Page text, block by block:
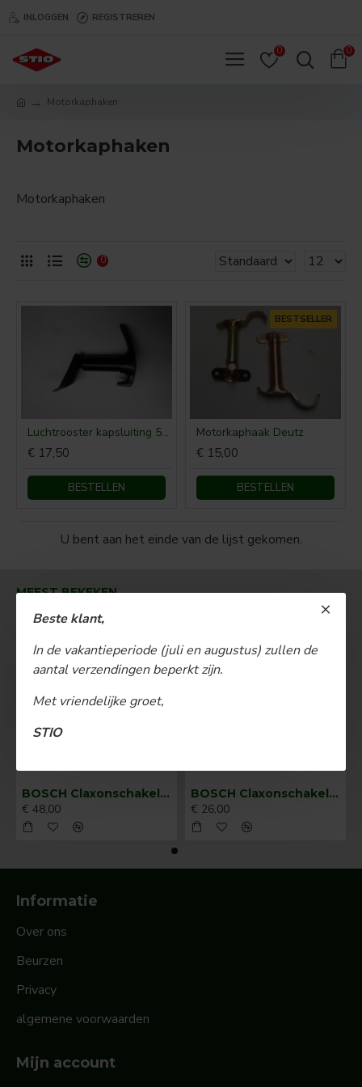
Beste klant,
In de vakantieperiode (juli en augustus) zullen de
aantal verzendingen beperkt zijn.
Met vriendelijke groet,
STIO
INLOGGEN REGISTREREN
0 0
Motorkaphaken
Motorkaphaken
Motorkaphaken
0
Luchtrooster kapsluiting 514
€ 17,50
BESTELLEN
BESTSELLER
Motorkaphaak Deutz
€ 15,00
BESTELLEN
U bent aan het einde van de lijst gekomen.
MEEST BEKEKEN
BOSCH Claxonschakelaar opbouw ⌀ 35 mm 0343013001
€ 48,00
BOSCH Claxonschakelaar opbouw ⌀26 mm 0343007001
€ 26,00
Informatie
Over ons
Beurzen
Privacy
algemene voorwaarden
Mijn account